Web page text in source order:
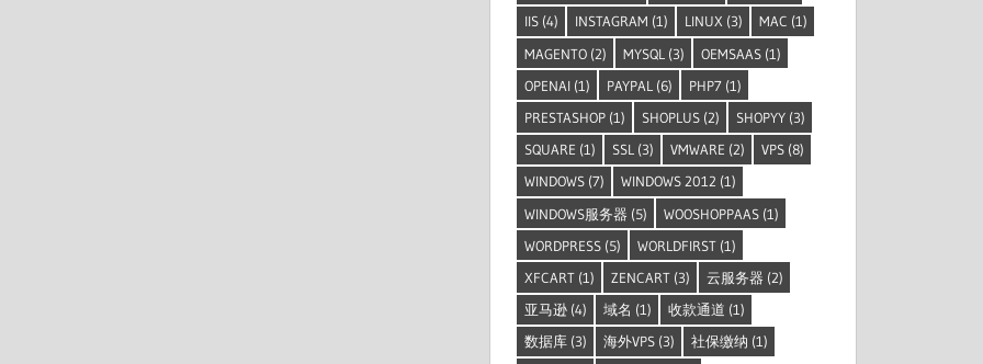
IIS(4) INSTAGRAM (1) LINUX (3) MAC (1)
MAGENTO(2) MYSQL (3) OEMSAAS(1)
OPENAI(1) PAYPAL (6) PHP7(1)
PRESTASHOP(1) SHOPLUS(2) SHOPYY(3)
SQUARE (1) SSL (3) VMWARE (2) VPS(8)
WINDOWS(7) WINDOWS 2012 (1)
WINDOWS服务器 (5) WOOSHOPPAAS(1)
WORDPRESS(5) WORLDFIRST(1)
XFCART(1) ZENCART(3) 云服务器 (2)
亚马逊(4) 域名 (1) 收款通道 (1)
数据库(3) 海外VPS(3) 社保缴纳 (1)